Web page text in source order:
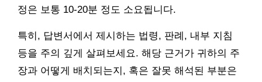
정은 보통 10-20분 정도 소요됩니다.
특히, 답변서에서 제시하는 법령, 판례, 내부 지침
등을 주의 깊게 살펴보세요. 해당 근거가 귀하의 주
장과 어떻게 배치되는지, 혹은 잘못 해석된 부분은